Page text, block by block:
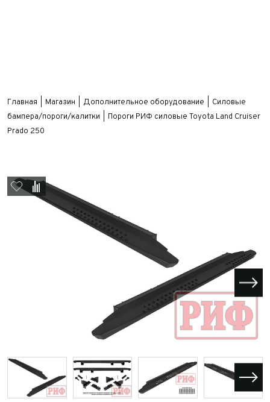
Главная Магазин Дополнительное оборудование
Силовые
бампера/пороги/калитки
Пороги РИФ силовые Toyota Land Cruiser
Prado 250